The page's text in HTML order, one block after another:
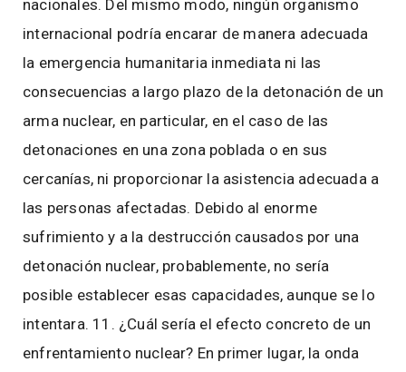
nacionales. Del mismo modo, ningún organismo
internacional podría encarar de manera adecuada
la emergencia humanitaria inmediata ni las
consecuencias a largo plazo de la detonación de un
arma nuclear, en particular, en el caso de las
detonaciones en una zona poblada o en sus
cercanías, ni proporcionar la asistencia adecuada a
las personas afectadas. Debido al enorme
sufrimiento y a la destrucción causados por una
detonación nuclear, probablemente, no sería
posible establecer esas capacidades, aunque se lo
intentara. 11. ¿Cuál sería el efecto concreto de un
enfrentamiento nuclear? En primer lugar, la onda